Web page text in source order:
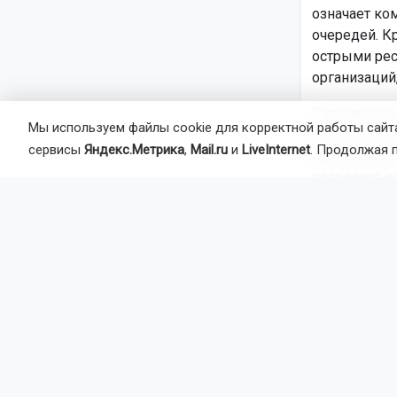
означает
очередей.
острыми
внимание
Мы используем файлы cookie для корректной работы
сервисы Яндекс.Метрика, Mail.ru и LiveInternet. Продолжая